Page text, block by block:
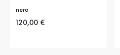
nero
Nuovo prezzo
120,00 €